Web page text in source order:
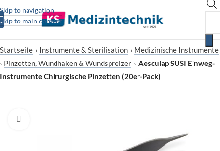
Skip to navigation
Skip to main content
Startseite › Instrumente & Sterilisation › Medizinische Instrumente
› Pinzetten, Wundhaken & Wundspreizer › Aesculap SUSI Einweg-
Instrumente Chirurgische Pinzetten (20er-Pack)